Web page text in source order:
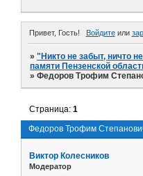
Привет, Гость! Войдитеили
»"Никто не забыт, ничто
памяти Пензенской
»Федоров Трофим
Федоров Трофим
Страница:1
Виктор Колесников
Модератор